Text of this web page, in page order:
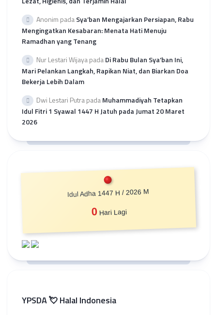
Anonim padaSya’ban Mengajarkan Persiapan, Rabu
Mengingatkan Kesabaran: Menata Hati Menuju
Ramadhan yang Tenang
Nur Lestari WijayapadaDi Rabu Bulan Sya’ban Ini,
Mari Pelankan Langkah, Rapikan Niat, dan Biarkan Doa
Bekerja Lebih Dalam
Dwi Lestari PutrapadaMuhammadiyah Tetapkan
Idul Fitri 1 Syawal 1447 H Jatuh pada Jumat 20 Maret
2026
Idul Adha 1447 H / 2026 M
0 Hari Lagi
YPSDA 💘 Halal Indonesia